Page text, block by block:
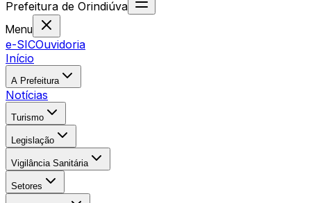
Prefeitura de Orindiúva
Menu
e-SICOuvidoria
Início
A Prefeitura
Notícias
Turismo
Legislação
Vigilância Sanitária
Setores